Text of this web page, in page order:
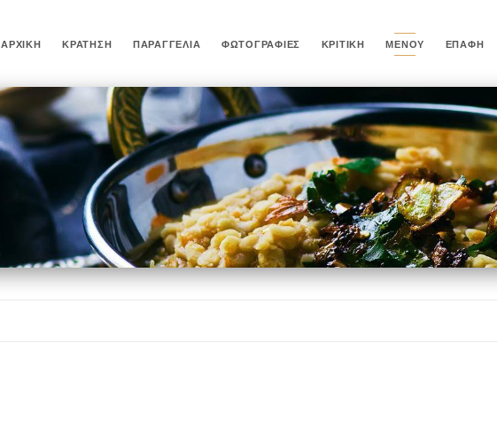
ΑΡΧΙΚΉ ΚΡΆΤΗΣΗ ΠΑΡΑΓΓΕΛΊΑ ΦΩΤΟΓΡΑΦΊΕΣ ΚΡΙΤΙΚΉ ΜΕΝΟΎ ΕΠΑΦΉ